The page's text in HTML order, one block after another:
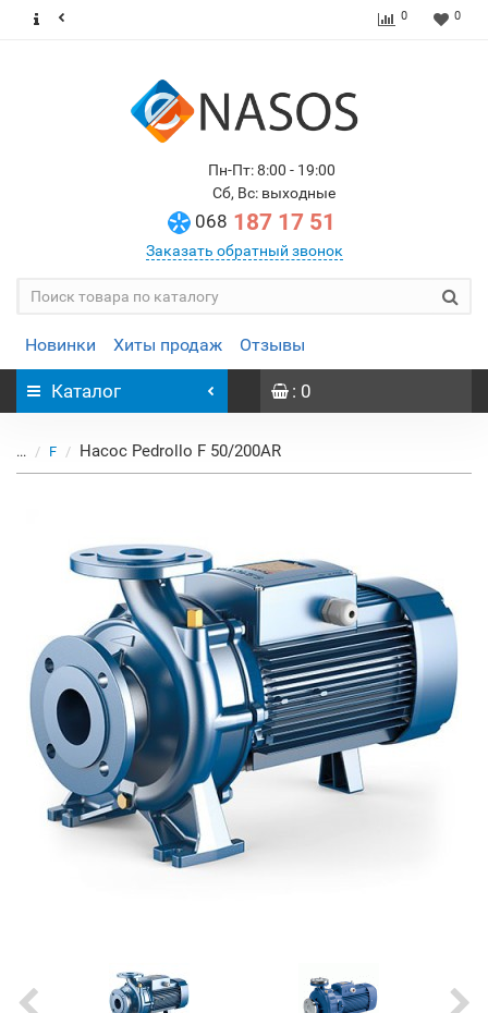
0 0
Пн-Пт: 8:00 - 19:00
Сб, Вс: выходные
068 187 17 51
Заказать обратный звонок
Новинки Хиты продаж Отзывы
Каталог : 0
... F Насос Pedrollo F 50/200AR